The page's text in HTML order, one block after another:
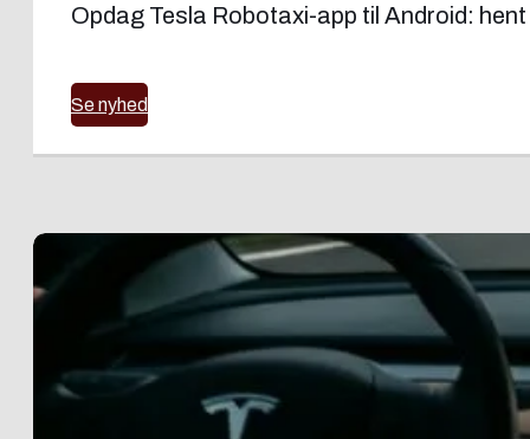
Opdag Tesla Robotaxi-app til Android:
Se nyhed